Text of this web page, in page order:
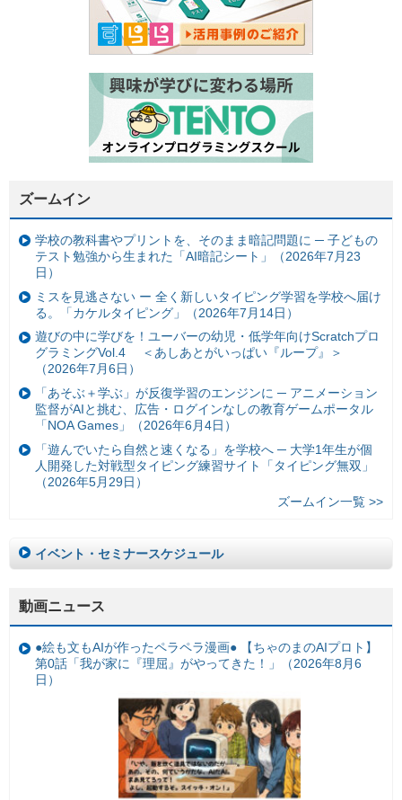
ズームイン
学校の教科書やプリントを、そのまま暗記問題に ─ 子どもの
テスト勉強から生まれた「AI暗記シート」（2026年7月23
日）
ミスを見逃さない ー 全く新しいタイピング学習を学校へ届け
る。「カケルタイピング」（2026年7月14日）
遊びの中に学びを！ユーバーの幼児・低学年向けScratchプロ
グラミングVol.4 ＜あしあとがいっぱい『ループ』＞
（2026年7月6日）
「あそぶ＋学ぶ」が反復学習のエンジンに ─ アニメーション
監督がAIと挑む、広告・ログインなしの教育ゲームポータル
「NOA Games」（2026年6月4日）
「遊んでいたら自然と速くなる」を学校へ ─ 大学1年生が個
人開発した対戦型タイピング練習サイト「タイピング無双」
（2026年5月29日）
ズームイン一覧 >>
イベント・セミナースケジュール
動画ニュース
●絵も文もAIが作ったペラペラ漫画● 【ちゃのまのAIプロト】
第0話「我が家に『理屈』がやってきた！」（2026年8月6
日）